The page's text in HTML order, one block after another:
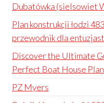
Dubatówka (sielsowiet
Plan konstrukcji łodzi
przewodnik dla
Discover the Ultimate
Perfect Boat House Plan
PZ Myers